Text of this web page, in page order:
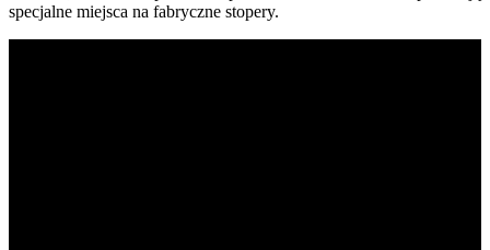
specjalne miejsca na fabryczne stopery.